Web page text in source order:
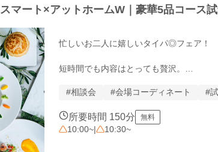
す。
③ 今だけのBIG成約特典フェア参加・ご
プレゼント！
マート×アットホームW｜豪華5品コース
忙しいお二人に嬉しいタイパ◎フェア！
短時間でも内容はとっても贅沢。
＊ 豪華5品を無料試食
＊ 150分のスマート案内
デートの合間に効率よく理想をカタチに
#相談会 #会場コーディネート #
所要時間 150分 無料
10:00~| 10:30~